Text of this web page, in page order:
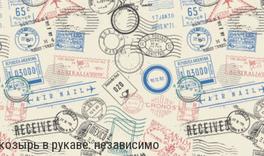
в рукаве: независимо